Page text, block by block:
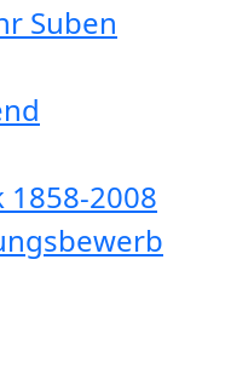
Suben
1858-2008